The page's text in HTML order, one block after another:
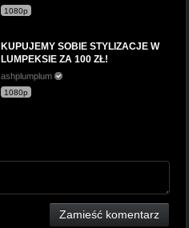
1080p
KUPUJEMY SOBIE STYLIZACJE W
LUMPEKSIE ZA 100 ZŁ!
ashplumplum
1080p
Zamieść komentarz